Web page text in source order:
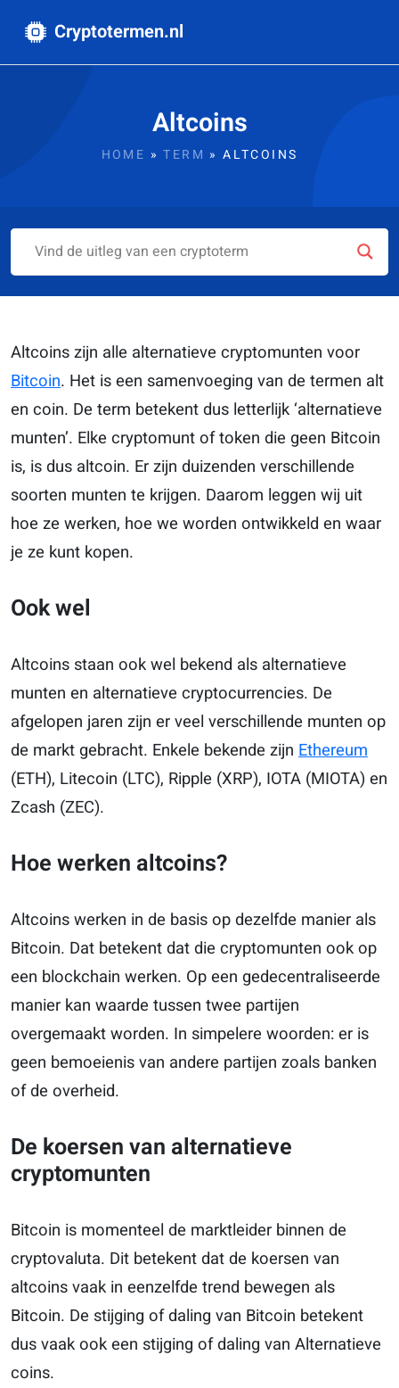
Cryptotermen.nl
Altcoins
HOME »TERM »ALTCOINS
Altcoins zijn alle alternatieve cryptomunten voor
Bitcoin. Het is een samenvoeging van de termen alt
en coin. De term betekent dus letterlijk ‘alternatieve
munten’. Elke cryptomunt of token die geen Bitcoin
is, is dus altcoin. Er zijn duizenden verschillende
soorten munten te krijgen. Daarom leggen wij uit
hoe ze werken, hoe we worden ontwikkeld en waar
je ze kunt kopen.
Ook wel
Altcoins staan ook wel bekend als alternatieve
munten en alternatieve cryptocurrencies. De
afgelopen jaren zijn er veel verschillende munten op
de markt gebracht. Enkele bekende zijn Ethereum
(ETH), Litecoin (LTC), Ripple (XRP), IOTA (MIOTA) en
Zcash (ZEC).
Hoe werken altcoins?
Altcoins werken in de basis op dezelfde manier als
Bitcoin. Dat betekent dat die cryptomunten ook op
een blockchain werken. Op een gedecentraliseerde
manier kan waarde tussen twee partijen
overgemaakt worden. In simpelere woorden: er is
geen bemoeienis van andere partijen zoals banken
of de overheid.
De koersen van alternatieve
cryptomunten
Bitcoin is momenteel de marktleider binnen de
cryptovaluta. Dit betekent dat de koersen van
altcoins vaak in eenzelfde trend bewegen als
Bitcoin. De stijging of daling van Bitcoin betekent
dus vaak ook een stijging of daling van Alternatieve
coins.